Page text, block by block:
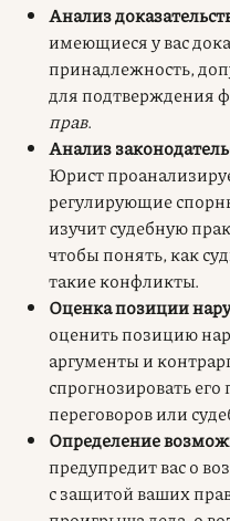
Анализ
имеющиеся у вас
принадлежность,
для подтверждения
прав.
Анализ
Юрист
регулирующие
изучит судебную
чтобы понять, как
такие конфликты.
Оценка позиции
оценить позицию
аргументы и
спрогнозировать
переговоров или
Определение
предупредит вас о
с защитой ваших